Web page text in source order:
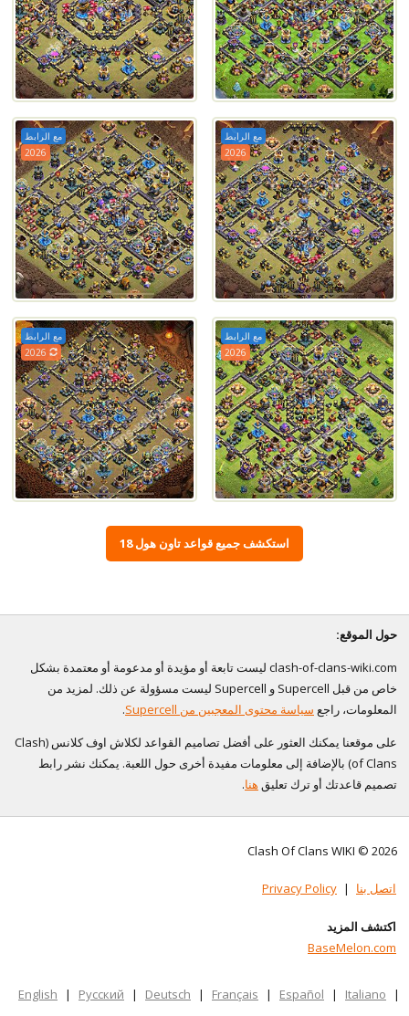
مع الرابط
2026
مع الرابط
2026
مع الرابط
2026
مع الرابط
استكشف جميع قواعد تاون هول 18
حول الموقع:
clash-of-clans-wiki.com ليست تابعة أو مؤيدة أو مدعومة أو معتمدة بشكل
خاص من قبل Supercell و Supercell ليست مسؤولة عن ذلك. لمزيد من
المعلومات، راجع سياسة محتوى المعجبين من Supercell
.
على موقعنا يمكنك العثور على أفضل تصاميم القواعد لكلاش اوف كلانس (Clash
of Clans) بالإضافة إلى معلومات مفيدة أخرى حول اللعبة. يمكنك نشر رابط
تصميم قاعدتك أو ترك تعليق هنا.
Clash Of Clans WIKI © 2026
اتصل بنا |
Privacy Policy
اكتشف المزيد
BaseMelon.com
English | Русский | Deutsch | Français | Español | Italiano |